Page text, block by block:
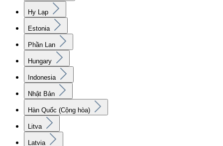
Hy Lạp
Estonia
Phần Lan
Hungary
Indonesia
Nhật Bản
Hàn Quốc (Cộng hòa)
Litva
Latvia